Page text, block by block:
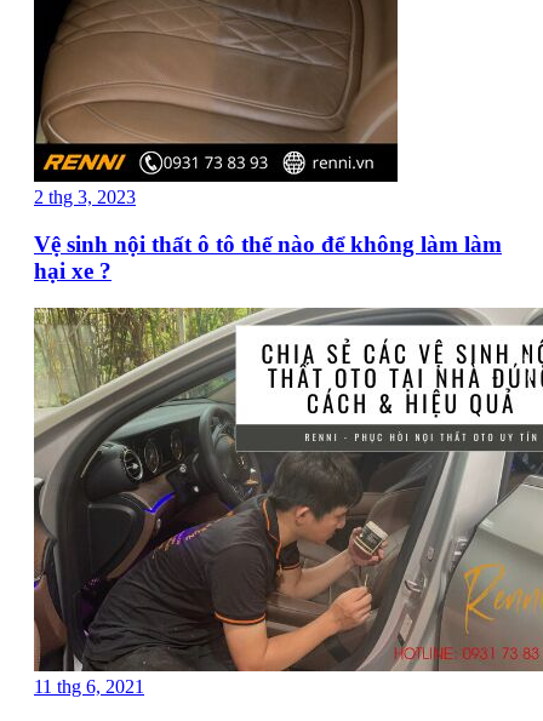
2 thg 3, 2023
Vệ sinh nội thất ô tô thế nào để không làm làm
hại xe ?
11 thg 6, 2021